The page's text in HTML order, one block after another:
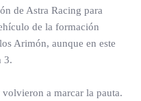
de Astra Racing para
de la formación
Arimón, aunque en este
3.
a marcar la pauta.